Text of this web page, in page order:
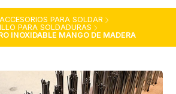
ACCESORIOS PARA SOLDAR
PARA SOLDADURAS
INOXIDABLE MANGO DE MADERA